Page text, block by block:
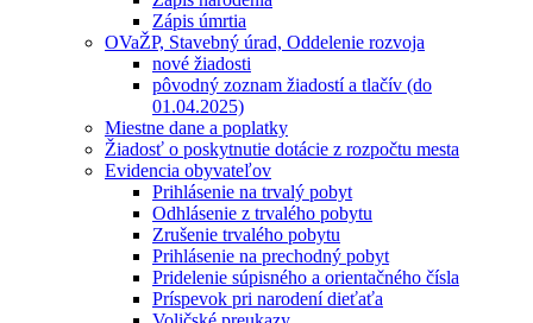
Zápis úmrtia
OVaŽP, Stavebný úrad, Oddelenie rozvoja
nové žiadosti
pôvodný zoznam žiadostí a tlačív (do
01.04.2025)
Miestne dane a poplatky
Žiadosť o poskytnutie dotácie z rozpočtu mesta
Evidencia obyvateľov
Prihlásenie na trvalý pobyt
Odhlásenie z trvalého pobytu
Zrušenie trvalého pobytu
Prihlásenie na prechodný pobyt
Pridelenie súpisného a orientačného čísla
Príspevok pri narodení dieťaťa